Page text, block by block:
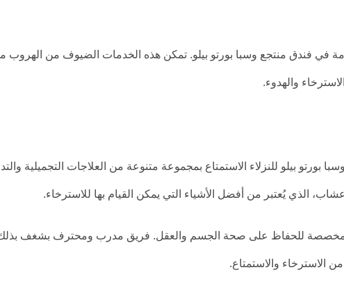
في فندق منتجع وسبا بورتو بيلو. تمكن هذه الخدمات الضيوف من الهروب
والهدوء.
بورتو بيلو للنزلاء الاستمتاع بمجموعة متنوعة من العلاجات التجميلية
الذي يُعتبر من أفضل الأشياء التي يمكن القيام بها للاسترخاء.
المخصصة للحفاظ على صحة الجسم والعقل. فريق مدرب ومحترف بشغف
والاستمتاع.